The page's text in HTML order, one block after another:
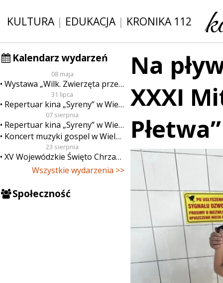
KULTURA| EDUKACJA| KRONIKA 112
Kalendarz wydarzeń
08 maja
Wystawa „Wilk. Zwierzęta przeklęte”
31 lipca
Repertuar kina „Syreny” w Wieluniu w dn. od 31 lipca do 6 sierpnia
07 sierpnia
Repertuar kina „Syreny” w Wieluniu w dn. od 7 do 13 sierpnia
Koncert muzyki gospel w Wieluniu
23 sierpnia
XV Wojewódzkie Święto Chrzanu
Wszystkie wydarzenia >>
Społeczność
Na
XXXI
Płetwa”